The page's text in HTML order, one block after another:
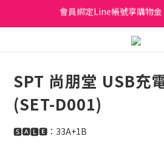
日立家電、國際牌 原廠管制
日立家電、國際牌 原廠管制
SPT 尚朋堂 USB充
(SET-D001)
🆂🅰🅻🅴：33A+1B